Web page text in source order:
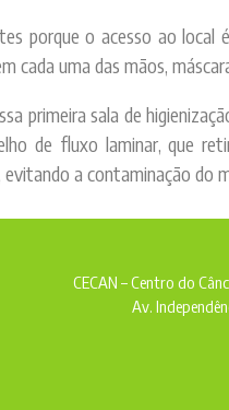
porque o acesso ao
cada uma das mãos,
primeira sala de
de fluxo laminar, que
a contaminação do
CECAN – Centro do
Av.